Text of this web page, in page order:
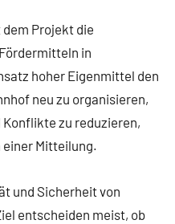
Projekt die
in
hoher Eigenmittel den
neu zu organisieren,
zu reduzieren,
Mitteilung.
und Sicherheit von
entscheiden meist, ob